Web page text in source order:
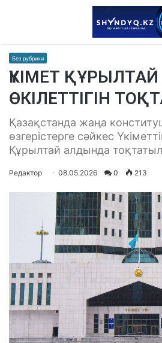
Без рубрики
ҮКІМЕТ
ӨКІЛЕТТІГІН
Қазақстанда жаңа
өзгерістерге сәйкес
Құрылтай алдында
Редактор 08.05.2026 0 213